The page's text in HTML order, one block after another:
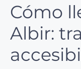
Cómo
Albir: